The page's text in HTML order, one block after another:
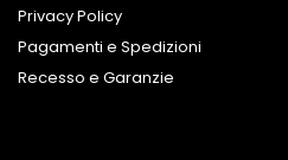
Privacy Policy
Pagamenti e Spedizioni
Recesso e Garanzie